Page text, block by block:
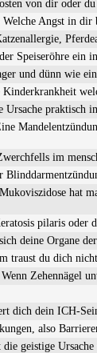
von dir oder
Welche Angst in dir
Speiseröhre ein
und dünn wie
Kinderkrankheit
praktisch
im
hat
pilaris oder
deine Organe
traust du dich
Zehennägel
dich dein ICH-
also
die geistige